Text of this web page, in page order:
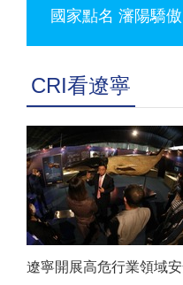
國家點名 瀋陽驕傲
CRI看遼寧
遼寧開展高危行業領域